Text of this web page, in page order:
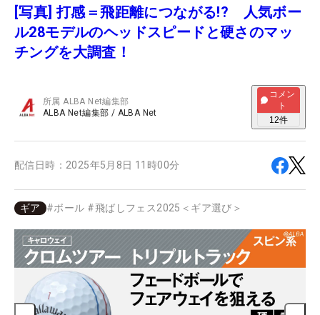
[写真] 打感＝飛距離につながる!? 人気ボー
ル28モデルのヘッドスピードと硬さのマッ
チングを大調査！
所属ALBA Net編集部
ALBA Net編集部 / ALBA Net
コメン
ト
12件
配信日時： 2025年5月8日 11時00分
ギア #ボール #飛ばしフェス2025＜ギア選び＞